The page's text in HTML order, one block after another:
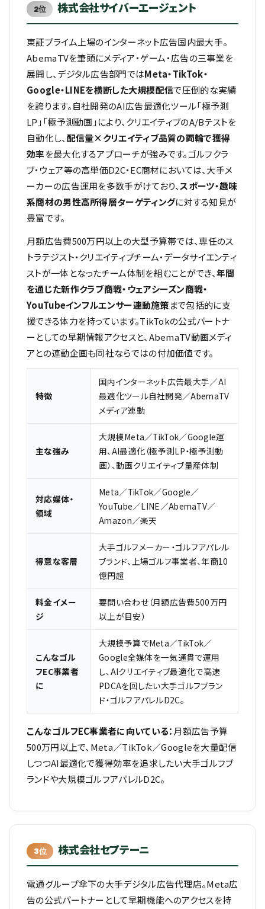
2位 株式会社サイバーエージェント
東証プライム上場のインターネット広告国内最大手。
AbemaTVを筆頭にメディア・ゲーム・広告の三事業を
展開し、デジタル広告部門ではMeta・TikTok・
Google・LINEを横断した大規模配信で圧倒的な実績
を誇ります。自社開発のAI広告最適化ツール「極予測
LP」「極予測動画」により、クリエイティブのA/Bテストを
自動化し、 配信量×クリエイティブ品質の両輪で獲得
効率を最大化するアプローチが強みです。ゴルフクラ
ブ・ウェア等の高単価D2C・EC商材においては、大手メ
ーカーの広告運用を多数手がけており、スポーツ・趣味
系商材の男性高所得層ターゲティングに対する知見が
豊富です。
月額広告費500万円以上の大型予算帯では、専任のス
トラテジスト・クリエイティブチーム・データサイエンティ
ストが一体となったチーム体制を組むことができ、年間
を通じた新作クラブ商戦・ウェアシーズン商戦・
YouTubeインフルエンサー連動施策まで包括的に支
援できる体力を持っています。TikTokの公式パートナ
ーとしての早期情報アクセスと、AbemaTV動画メディ
アとの連動企画も同社ならではの付加価値です。
特徴
国内インターネット広告最大手／AI
最適化ツール自社開発／AbemaTV
メディア連動
主な強み
大規模Meta／TikTok／Google運
用、AI最適化（極予測LP・極予測動
画）、動画クリエイティブ量産体制
対応媒体・
領域
Meta／TikTok／Google／
YouTube／LINE／AbemaTV／
Amazon／楽天
得意な客層
大手ゴルフメーカー・ゴルフアパレル
ブランド、上場ゴルフ事業者、年商10
億円超
料金イメー
ジ
要問い合わせ（月額広告費500万円
以上が目安）
こんなゴル
フEC事業者
に
大規模予算でMeta／TikTok／
Google全媒体を一気通貫で運用
し、AIクリエイティブ最適化で高速
PDCAを回したい大手ゴルフブラン
ド・ゴルフアパレルD2C。
こんなゴルフEC事業者に向いている： 月額広告予算
500万円以上で、Meta／TikTok／Googleを大量配信
しつつAI最適化で獲得効率を追求したい大手ゴルフブ
ランドや大規模ゴルフアパレルD2C。
3位 株式会社セプテーニ
電通グループ傘下の大手デジタル広告代理店。Meta広
告の公式パートナーとして早期機能へのアクセスを持